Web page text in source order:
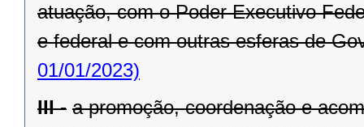
atuação, com o Poder Executivo
e federal e com outras esferas de
01/01/2023)
III - a promoção, coordenação e